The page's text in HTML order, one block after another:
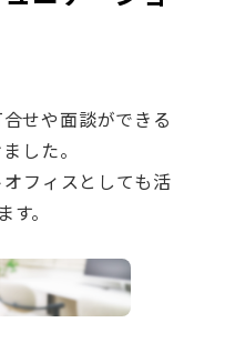
せや面談ができる
した。
フィスとしても活
。